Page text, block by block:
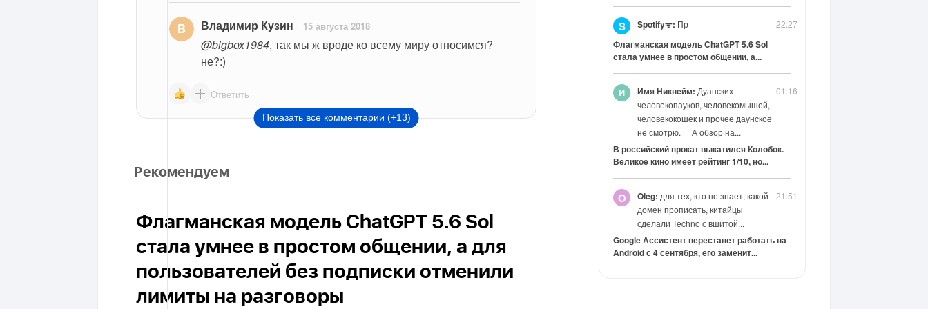
Владимир Кузин 15 августа 2018
@bigbox1984, так мы ж вроде ко всему миру относимся?
не?:)
Ответить
Показать все комментарии (+13)
Рекомендуем
Флагманская модель ChatGPT 5.6 Sol
стала умнее в простом общении, а для
пользователей без подписки отменили
лимиты на разговоры
22:27
S Spotifyᯤ: Пр
Флагманская модель ChatGPT 5.6 Sol
стала умнее в простом общении, а...
01:16
Имя Никнейм: Дуанских
человекопауков, человекомышей,
человекокошек и прочее даунское
не смотрю. _ А обзор на...
В российский прокат выкатился Колобок.
Великое кино имеет рейтинг 1/10, но...
21:51
O Oleg: для тех, кто не знает, какой
домен прописать, китайцы
сделали Techno с вшитой...
Google Ассистент перестанет работать на
Android с 4 сентября, его заменит...